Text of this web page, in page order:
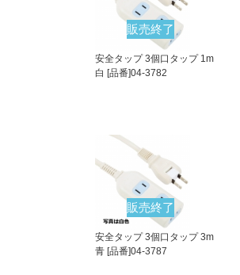
販売終了
安全タップ 3個口タップ 1m
白 [品番]04-3782
販売終了
安全タップ 3個口タップ 3m
青 [品番]04-3787